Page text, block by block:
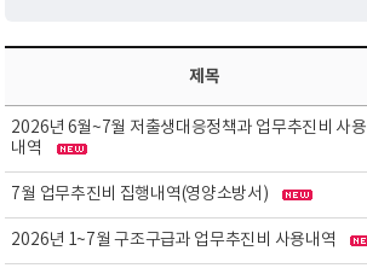
제목
2026년 6월~7월 저출생대응정책과 업무추진비 사용
내역
7월 업무추진비 집행내역(영양소방서)
2026년 1~7월 구조구급과 업무추진비 사용내역